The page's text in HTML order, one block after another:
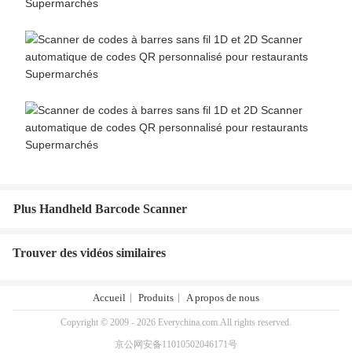
Plus Handheld Barcode Scanner
Trouver des vidéos similaires
Accueil Produits A propos de nous
Copyright © 2009 - 2026 Everychina.com.All rights reserved.
京公网安备11010502046171号